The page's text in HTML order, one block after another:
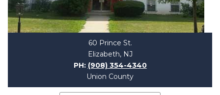
60 Prince St.
Elizabeth, NJ
PH: (908) 354-4340
Union County